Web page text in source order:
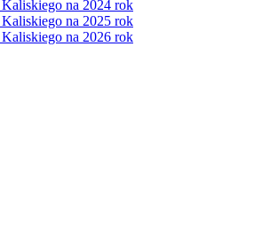
Kaliskiego na 2024 rok
Kaliskiego na 2025 rok
Kaliskiego na 2026 rok